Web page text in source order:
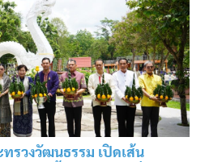
รวงวัฒนธรรม เปิดเส้น